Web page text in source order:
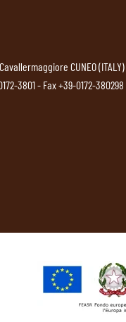
Cavallermaggiore CUNEO
3801- Fax +39-0172-